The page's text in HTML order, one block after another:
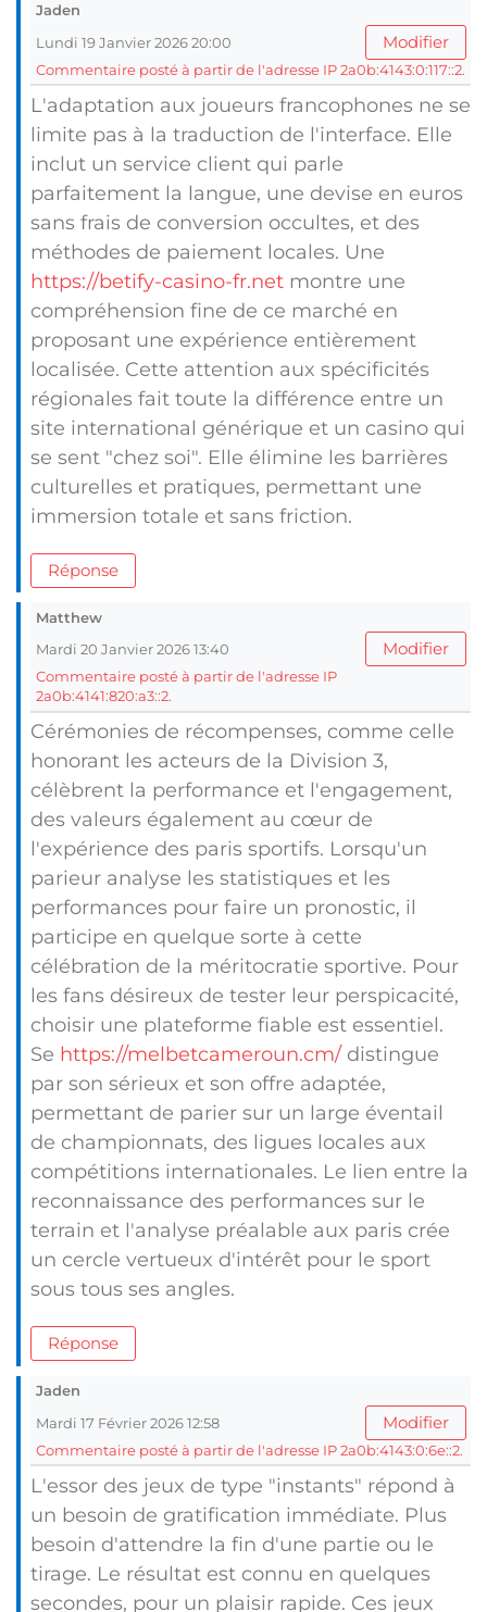
Jaden
Lundi 19 Janvier 2026 20:00
Modifier
Commentaire posté à partir de l'adresse IP 2a0b:4143:0:117::2.
L'adaptation aux joueurs francophones ne se
limite pas à la traduction de l'interface. Elle
inclut un service client qui parle
parfaitement la langue, une devise en euros
sans frais de conversion occultes, et des
méthodes de paiement locales. Une
https://betify-casino-fr.net montre une
compréhension fine de ce marché en
proposant une expérience entièrement
localisée. Cette attention aux spécificités
régionales fait toute la différence entre un
site international générique et un casino qui
se sent "chez soi". Elle élimine les barrières
culturelles et pratiques, permettant une
immersion totale et sans friction.
Réponse
Matthew
Mardi 20 Janvier 2026 13:40
Modifier
Commentaire posté à partir de l'adresse IP
2a0b:4141:820:a3::2.
Cérémonies de récompenses, comme celle
honorant les acteurs de la Division 3,
célèbrent la performance et l'engagement,
des valeurs également au cœur de
l'expérience des paris sportifs. Lorsqu'un
parieur analyse les statistiques et les
performances pour faire un pronostic, il
participe en quelque sorte à cette
célébration de la méritocratie sportive. Pour
les fans désireux de tester leur perspicacité,
choisir une plateforme fiable est essentiel.
Se https://melbetcameroun.cm/ distingue
par son sérieux et son offre adaptée,
permettant de parier sur un large éventail
de championnats, des ligues locales aux
compétitions internationales. Le lien entre la
reconnaissance des performances sur le
terrain et l'analyse préalable aux paris crée
un cercle vertueux d'intérêt pour le sport
sous tous ses angles.
Réponse
Jaden
Mardi 17 Février 2026 12:58
Modifier
Commentaire posté à partir de l'adresse IP 2a0b:4143:0:6e::2.
L'essor des jeux de type "instants" répond à
un besoin de gratification immédiate. Plus
besoin d'attendre la fin d'une partie ou le
tirage. Le résultat est connu en quelques
secondes, pour un plaisir rapide. Ces jeux